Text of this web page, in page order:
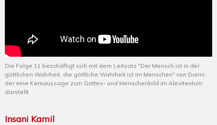
Die Folge 11 beschäftigt sich mit dem Leitsatz "Der Mensch ist in der
göttlichen Wahrheit, die göttliche Wahrheit ist im Menschen" von Daimi,
der eine Kernaussage zum Gottes- und Menschenbild im Alevitentum
darstellt.
Insani Kamil